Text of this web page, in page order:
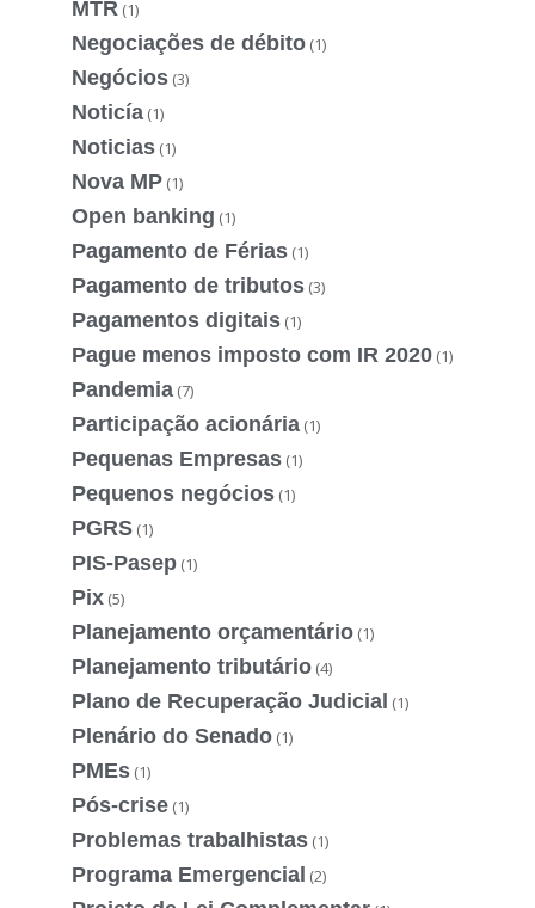
MTR (1)
Negociações de débito (1)
Negócios (3)
Noticía (1)
Noticias (1)
Nova MP (1)
Open banking (1)
Pagamento de Férias (1)
Pagamento de tributos (3)
Pagamentos digitais (1)
Pague menos imposto com IR 2020 (1)
Pandemia (7)
Participação acionária (1)
Pequenas Empresas (1)
Pequenos negócios (1)
PGRS (1)
PIS-Pasep (1)
Pix (5)
Planejamento orçamentário (1)
Planejamento tributário (4)
Plano de Recuperação Judicial (1)
Plenário do Senado (1)
PMEs (1)
Pós-crise (1)
Problemas trabalhistas (1)
Programa Emergencial (2)